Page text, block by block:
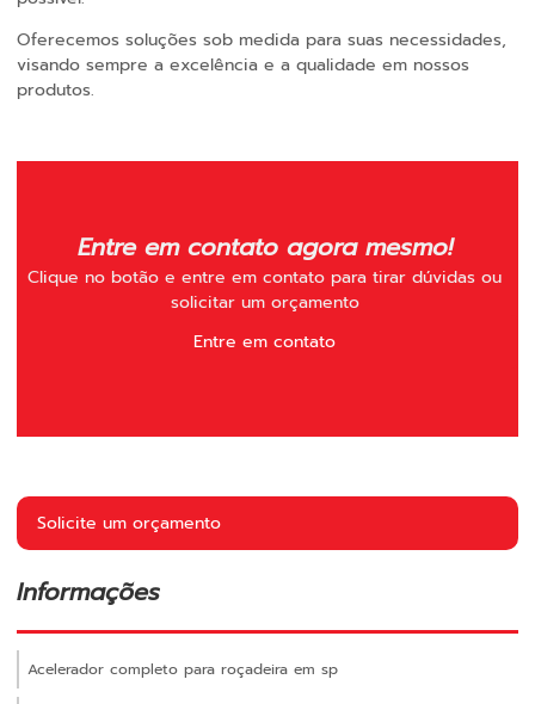
Oferecemos soluções sob medida para suas necessidades,
visando sempre a excelência e a qualidade em nossos
produtos.
Entre em contato agora mesmo!
Clique no botão e entre em contato para tirar dúvidas ou
solicitar um orçamento
Entre em contato
Solicite um orçamento
Informações
Acelerador completo para roçadeira em sp